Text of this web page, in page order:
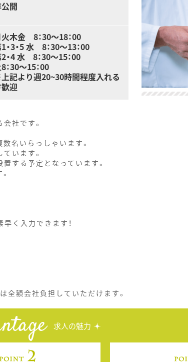
開
木金 8：30～18：00
・3・5 水 8：30～13：00
・4 水 8：30～15：00
：30～15：00
記より週20~30時間程度入れる
迎
社です。
名いらっしゃいます。
います。
する予定となっています。
く入力できます！
額会社負担していただけます。
求人の魅力